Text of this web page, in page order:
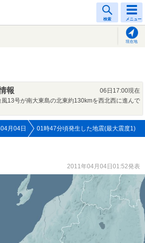
検索 メニュー
現在地
報
06日17:00現在
風13号が南大東島の北東約130kmを西北西に進んで
月04日 01時47分頃発生した地震(最大震度1)
2011年04月04日01:52発表